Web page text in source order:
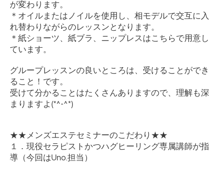
が変わります。
＊オイルまたはノイルを使用し、相モデルで交互に入
れ替わりながらのレッスンとなります。
＊紙ショーツ、紙ブラ、ニップレスはこちらで用意し
ています。
グループレッスンの良いところは、受けることができ
ること！です。
受けて分かることはたくさんありますので、理解も深
まりますよ (*^-^*)
★★メンズエステセミナーのこだわり ★★
１．現役セラピストかつハグヒーリング専属講師が指
導（今回はUno.担当）